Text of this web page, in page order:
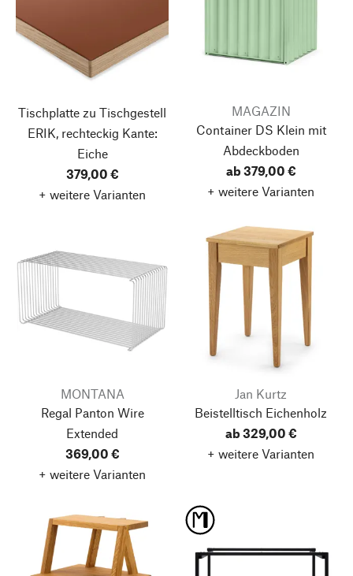
Tischplatte zu Tischgestell
ERIK, rechteckig Kante:
Eiche
379,00 €
+ weitere Varianten
MAGAZIN
Container DS Klein mit
Abdeckboden
ab 379,00 €
+ weitere Varianten
MONTANA
Regal Panton Wire
Extended
369,00 €
+ weitere Varianten
Jan Kurtz
Beistelltisch Eichenholz
ab 329,00 €
+ weitere Varianten